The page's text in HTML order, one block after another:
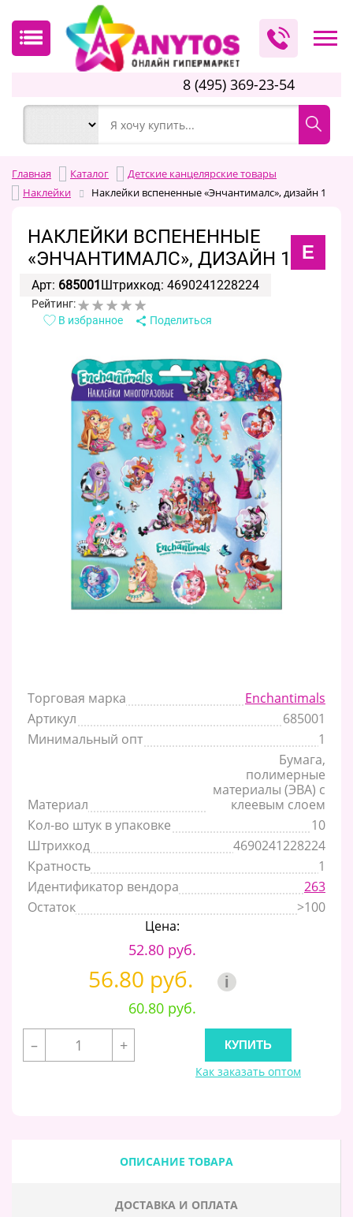
8 (495) 369-23-54
Главная Каталог
Детские канцелярские товары
Наклейки
Наклейки вспененные «Энчантималс», дизайн 1
НАКЛЕЙКИ ВСПЕНЕННЫЕ
«ЭНЧАНТИМАЛС», ДИЗАЙН 1
E
Арт: 685001Штрихкод: 4690241228224
Рейтинг:
В избранное
Поделиться
Торговая марка
Enchantimals
Артикул
685001
Минимальный опт
1
Материал
Бумага,
полимерные
материалы (ЭВА) с
клеевым слоем
Кол-во штук в упаковке
10
Штрихкод
4690241228224
Кратность
1
Идентификатор вендора
263
Остаток
>100
Цена:
52.80 руб.
56.80 руб. i
60.80 руб.
–
+
Как заказать оптом
ОПИСАНИЕ ТОВАРА
ДОСТАВКА И ОПЛАТА